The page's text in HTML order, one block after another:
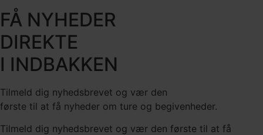
FÅ NYHEDER
DIREKTE
I INDBAKKEN
Tilmeld dig nyhedsbrevet og vær den
første til at få nyheder om ture og begivenheder.
Tilmeld dig nyhedsbrevet og vær den første til at få